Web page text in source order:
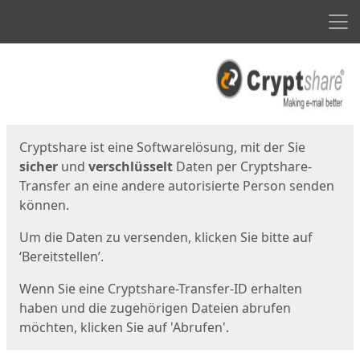
Cryptshare ist eine Softwarelösung, mit der Sie
sicher und verschlüsselt Daten per Cryptshare-
Transfer an eine andere autorisierte Person senden
können.
Um die Daten zu versenden, klicken Sie bitte auf
‘Bereitstellen’.
Wenn Sie eine Cryptshare-Transfer-ID erhalten
haben und die zugehörigen Dateien abrufen
möchten, klicken Sie auf 'Abrufen'.